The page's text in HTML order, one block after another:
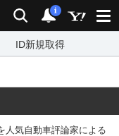
検索 通知
i
ID新規取得
人気自動車評論家による